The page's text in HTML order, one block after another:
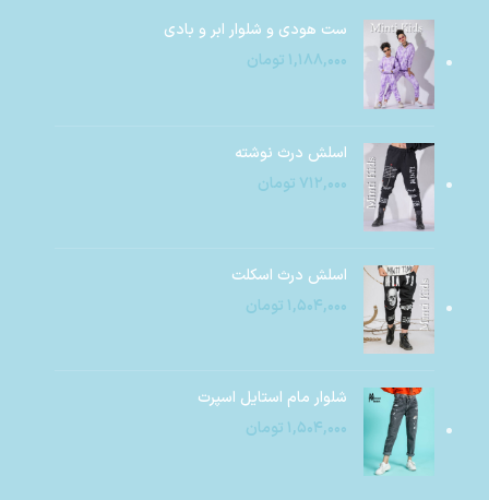
ست هودی و شلوار ابر و بادی
۱,۱۸۸,۰۰۰ تومان
اسلش درث نوشته
۷۱۲,۰۰۰ تومان
اسلش درث اسکلت
۱,۵۰۴,۰۰۰ تومان
شلوار مام استایل اسپرت
۱,۵۰۴,۰۰۰ تومان